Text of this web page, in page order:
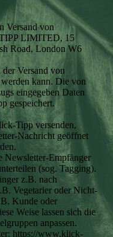
Versand von
LIMITED, 15
Road, London W6
Versand von
kann. Die von
eingegeben Daten
gespeichert.
Tipp versenden,
Nachricht geöffnet
Newsletter-Empfänger
(sog. Tagging).
z.B. nach
Vegetarier oder Nicht-
Kunde oder
Weise lassen sich die
anpassen.
https://www.klick-